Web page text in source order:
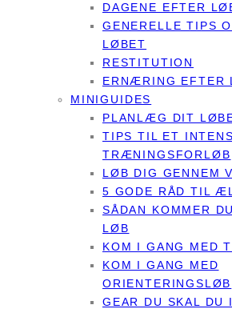
DAGENE EFTER
GENERELLE TIPS
LØBET
RESTITUTION
ERNÆRING EFTER
MINIGUIDES
PLANLÆG DIT
TIPS TIL ET
TRÆNINGSFORLØB
LØB DIG GENNEM
5 GODE RÅD TIL
SÅDAN KOMMER
LØB
KOM I GANG MED
KOM I GANG MED
ORIENTERINGSLØB
GEAR DU SKAL DU